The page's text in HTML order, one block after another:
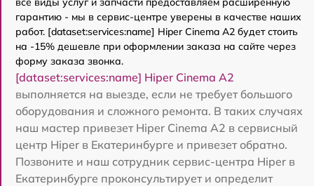
гарантию - мы в сервис-центре уверены в качестве наших
работ. [dataset:services:name] Hiper Cinema A2 будет стоить
на -15% дешевле при оформлении заказа на сайте через
форму заказа звонка.
[dataset:services:name] Hiper Cinema A2
выполняется на выезде, если не требует большого
оборудования и сложного ремонта. В таких случаях
наш мастер привезет Hiper Cinema A2 в сервисный
центр Hiper в Екатеринбурге и привезет обратно.
Позвоните и наш сотрудник сервис-центра Hiper в
Екатеринбурге проконсультирует и определит